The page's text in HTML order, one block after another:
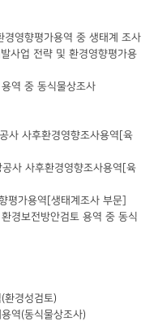
영향평가용역 중 생태계 조사
사업 전략 및 환경영향평가용
역 중 동식물상조사
사 사후환경영향조사용역[육
사 사후환경영향조사용역[육
평가용역[생태계조사 부문]
경보전방안검토 용역 중 동식
환경성검토)
역(동식물상조사)